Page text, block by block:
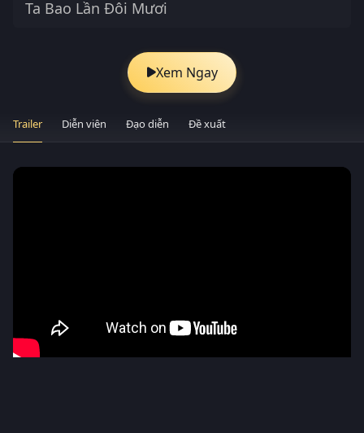
Ta Bao Lần Đôi Mươi
Xem Ngay
Trailer Diễn viên Đạo diễn Đề xuất